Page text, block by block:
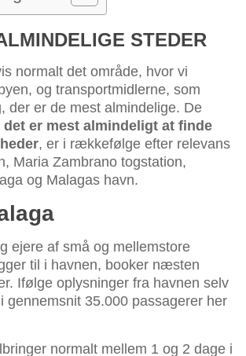
STEDER
normalt det område, hvor vi
og transportmidlerne, som
der er de mest almindelige. De
er mest almindeligt at finde
, er i rækkefølge efter relevans
Maria Zambrano togstation,
og Malagas havn.
ejere af små og mellemstore
til i havnen, booker næsten
Ifølge oplysninger fra havnen selv
gennemsnit 35.000 passagerer her
normalt mellem 1 og 2 dage i